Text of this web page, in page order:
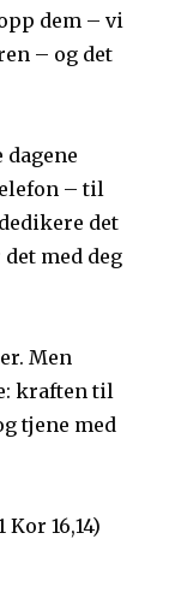
dem – vi
– og det
– til
det
med deg
Men
kraften til
tjene med
Kor 16,14)